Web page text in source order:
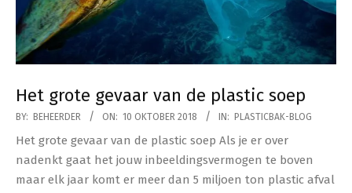
Het grote gevaar van de plastic soep
2018-
10-
10
BY: BEHEERDER ON: 10 OKTOBER 2018 IN: PLASTICBAK-BLOG
Het grote gevaar van de plastic soep Als je er over
nadenkt gaat het jouw inbeeldingsvermogen te boven
maar elk jaar komt er meer dan 5 miljoen ton plastic afval